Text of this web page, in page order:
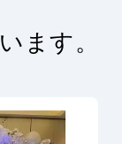
ます。